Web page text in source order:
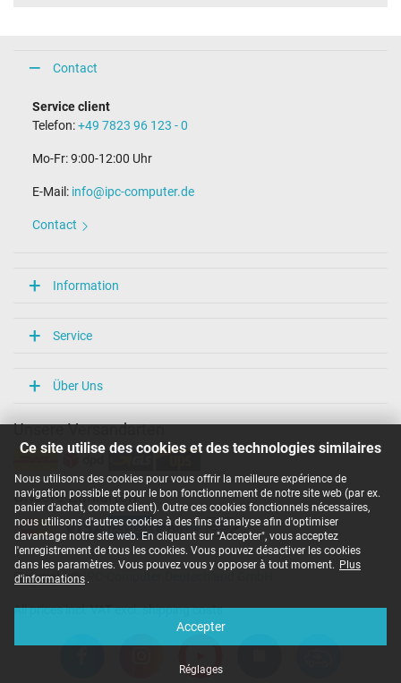
Ce site utilise des cookies et des technologies similaires
Nous utilisons des cookies pour vous offrir la meilleure expérience de
navigation possible et pour le bon fonctionnement de notre site web (par ex.
panier d'achat, compte client). Outre ces cookies fonctionnels nécessaires,
nous utilisons d'autres cookies à des fins d'analyse afin d'optimiser
davantage notre site web. En cliquant sur "Accepter", vous acceptez
l'enregistrement de tous les cookies. Vous pouvez désactiver les cookies
dans les paramètres. Vous pouvez vous y opposer à tout moment. Plus
d'informations .
Accepter
Réglages
Contact
Service client
Telefon:+49 7823 96 123 - 0
Mo-Fr: 9:00-12:00 Uhr
E-Mail: info@ipc-computer.de
Contact
Information
Service
Über Uns
Unsere Versandarten
Unsere Zahlarten
Copyright ©IPC-Computer Deutschland GmbH
All prices incl. VAT excl. shipping costs